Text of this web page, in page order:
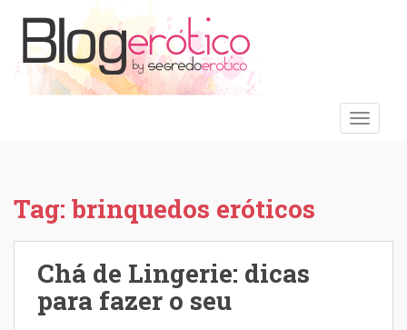
Tag: brinquedos eróticos
Chá de Lingerie: dicas
para fazer o seu